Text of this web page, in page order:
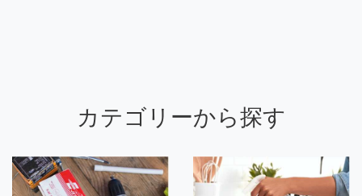
カテゴリーから探す